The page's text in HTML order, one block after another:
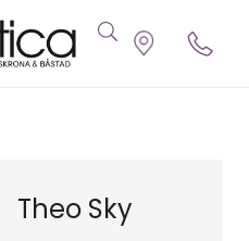
Theo Sky